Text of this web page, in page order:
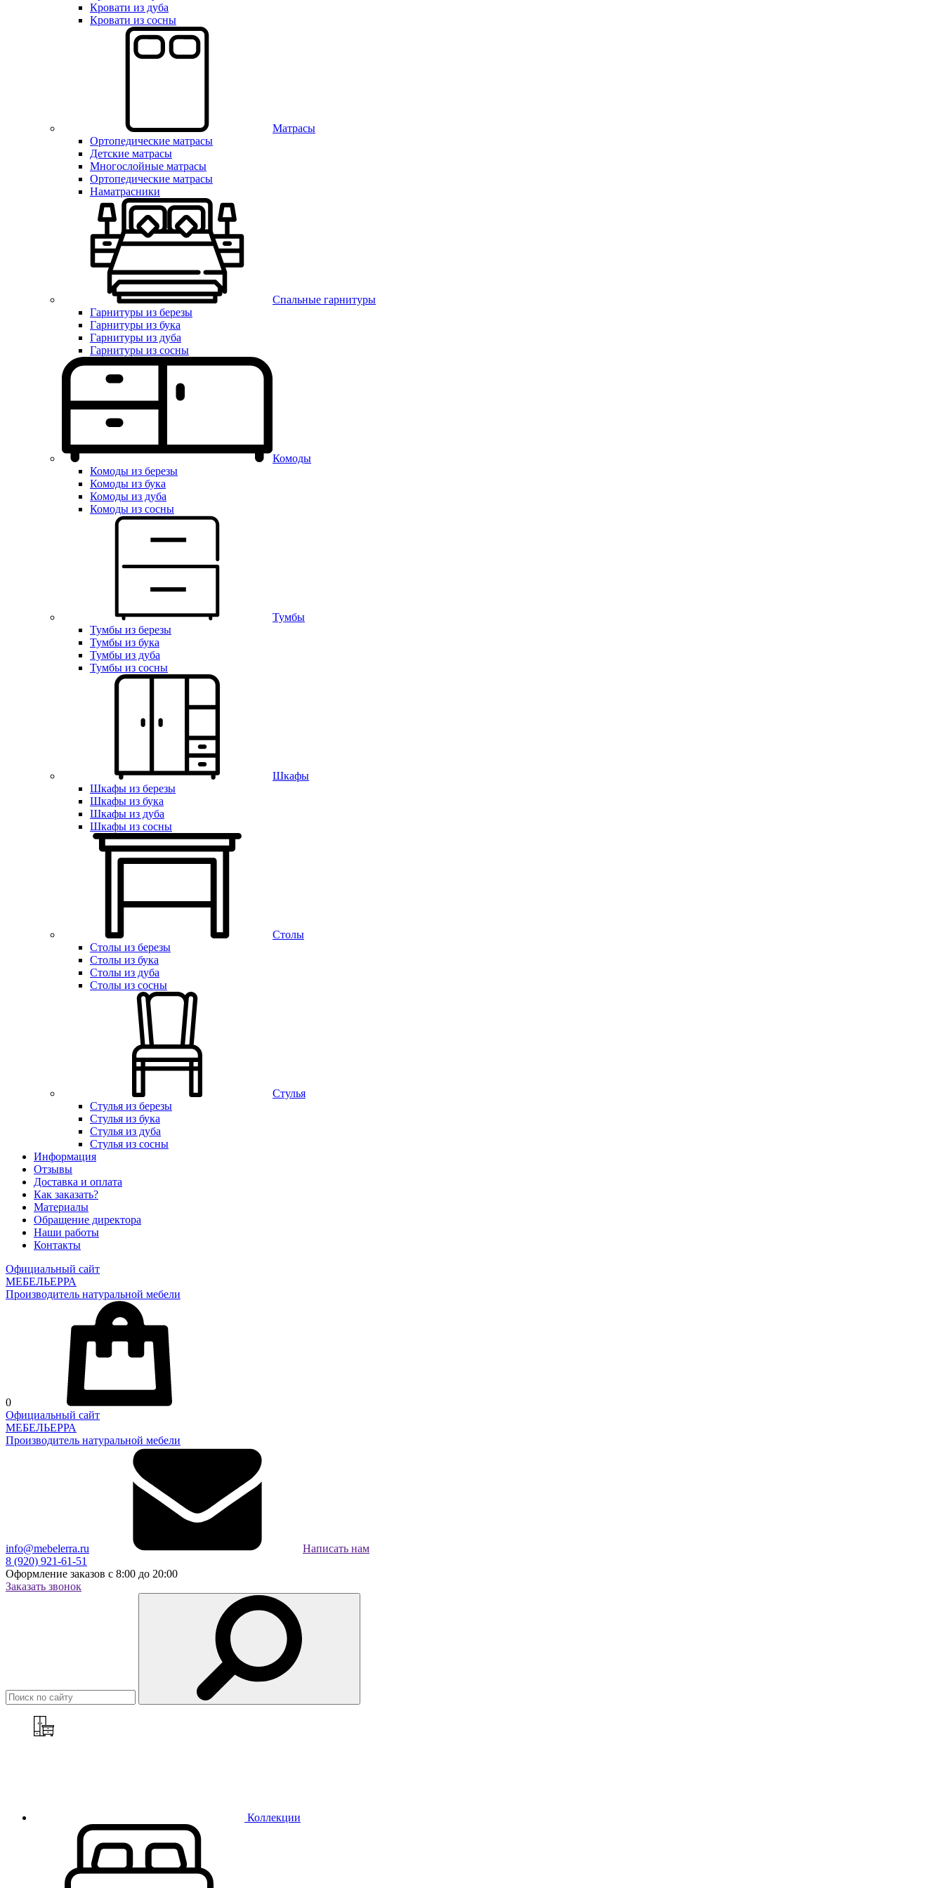
Кровати из дуба
Кровати из сосны
Матрасы
Ортопедические матрасы
Детские матрасы
Многослойные матрасы
Ортопедические матрасы
Наматрасники
Спальные гарнитуры
Гарнитуры из березы
Гарнитуры из бука
Гарнитуры из дуба
Гарнитуры из сосны
Комоды
Комоды из березы
Комоды из бука
Комоды из дуба
Комоды из сосны
Тумбы
Тумбы из березы
Тумбы из бука
Тумбы из дуба
Тумбы из сосны
Шкафы
Шкафы из березы
Шкафы из бука
Шкафы из дуба
Шкафы из сосны
Столы
Столы из березы
Столы из бука
Столы из дуба
Столы из сосны
Стулья
Стулья из березы
Стулья из бука
Стулья из дуба
Стулья из сосны
Информация
Отзывы
Доставка и оплата
Как заказать?
Материалы
Обращение директора
Наши работы
Контакты
Официальный сайт
МЕБЕЛЬЕРРА
Производитель натуральной мебели
0
Официальный сайт
МЕБЕЛЬЕРРА
Производитель натуральной мебели
info@mebelerra.ru
Написать нам
8 (920) 921-61-51
Оформление заказов с 8:00 до 20:00
Заказать звонок
Коллекции